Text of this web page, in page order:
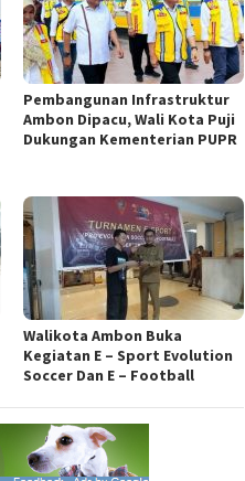
Pembangunan Infrastruktur
Ambon Dipacu, Wali Kota Puji
Dukungan Kementerian PUPR
Walikota Ambon Buka
Kegiatan E – Sport Evolution
Soccer Dan E – Football